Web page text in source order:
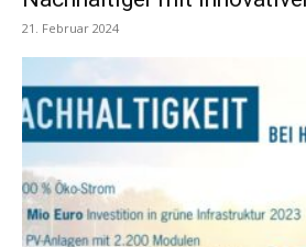
21. Februar 2024